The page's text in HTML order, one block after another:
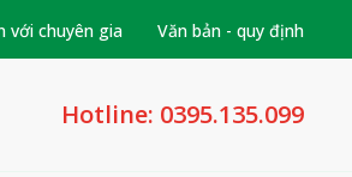
với chuyên gia Văn bản - quy định
Hotline: 0395.135.099